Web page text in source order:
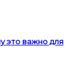
это важно для